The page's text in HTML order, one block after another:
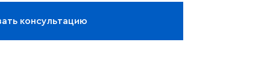
консультацию